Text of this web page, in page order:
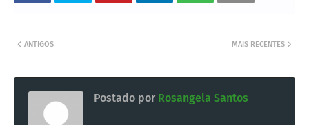
MAIS RECENTES
ANTIGOS
Postado por Rosangela Santos